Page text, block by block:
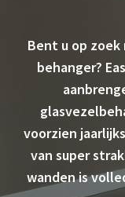
Bent u op
behanger?
voorzien
van super
wanden is